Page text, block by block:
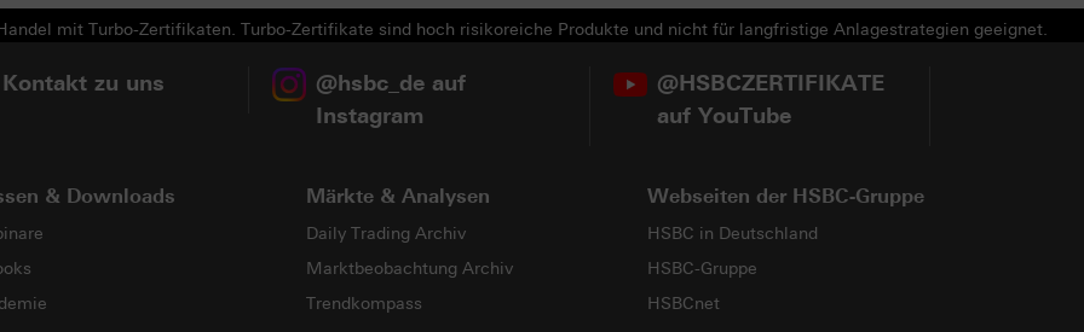
mit Turbo-Zertifikaten. Turbo-Zertifikate sind hoch risikoreiche Produkte und nicht für langfristige Anlagestrategien geeignet.
zu uns
@hsbc_de auf
Instagram
@HSBCZERTIFIKATE
auf YouTube
& Downloads Märkte & Analysen
Daily Trading Archiv
Marktbeobachtung Archiv
Trendkompass
Webseiten der HSBC-Gruppe
HSBC in Deutschland
HSBC-Gruppe
HSBCnet